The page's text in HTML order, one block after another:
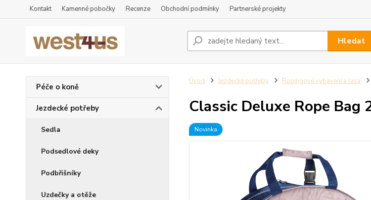
Kontakt Kamenné pobočky Recenze Obchodní podmínky Partnerské projekty
Hledat
Péče o koně
Jezdecké potřeby
Sedla
Podsedlové deky
Podbřišníky
Uzdečky a otěže
Úvod Jezdecké potřeby Ropingové vybavení a lasa
Classic Deluxe Rope Bag
Novinka